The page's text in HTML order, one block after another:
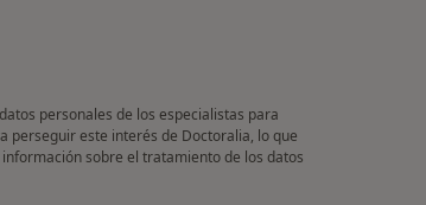
personales de los especialistas para
perseguir este interés de Doctoralia, lo que
sobre el tratamiento de los datos